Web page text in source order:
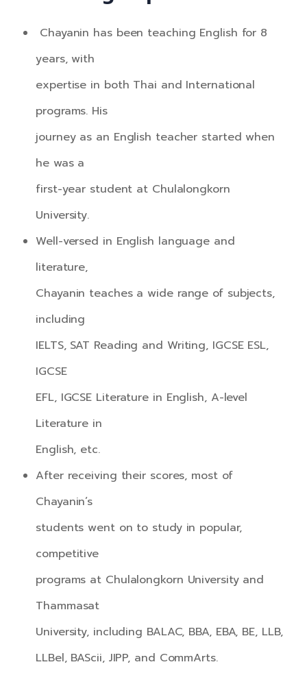
Chayanin has been teaching English for 8
years, with
expertise in both Thai and International
programs. His
journey as an English teacher started when
he was a
first-year student at Chulalongkorn
University.
Well-versed in English language and
literature,
Chayanin teaches a wide range of subjects,
including
IELTS, SAT Reading and Writing, IGCSE ESL,
IGCSE
EFL, IGCSE Literature in English, A-level
Literature in
English, etc.
After receiving their scores, most of
Chayanin’s
students went on to study in popular,
competitive
programs at Chulalongkorn University and
Thammasat
University, including BALAC, BBA, EBA, BE, LLB,
LLBel, BAScii, JIPP, and CommArts.